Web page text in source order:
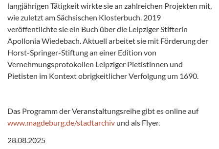
langjährigen Tätigkeit wirkte sie an zahlreichen Projekten mit,
wie zuletzt am Sächsischen Klosterbuch. 2019
veröffentlichte sie ein Buch über die Leipziger Stifterin
Apollonia Wiedebach. Aktuell arbeitet sie mit Förderung der
Horst-Springer-Stiftung an einer Edition von
Vernehmungsprotokollen Leipziger Pietistinnen und
Pietisten im Kontext obrigkeitlicher Verfolgung um 1690.
Das Programm der Veranstaltungsreihe gibt es online auf
www.magdeburg.de/stadtarchiv und als Flyer.
28.08.2025